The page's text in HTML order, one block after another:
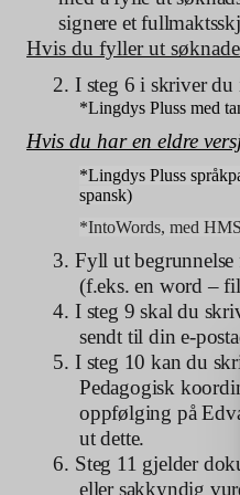
signere et
Hvis du fyller ut
2. I steg 6 i skriver
*Lingdys Pluss med
Hvis du har en eldre
*Lingdys Pluss
spansk)
*IntoWords, med
3. Fyll ut begrunnelse
(f.eks. en word –
4. I steg 9 skal du
sendt til din e-
5. I steg 10 kan du
Pedagogisk
oppfølging på
ut dette.
6. Steg 11 gjelder
eller sakkyndig